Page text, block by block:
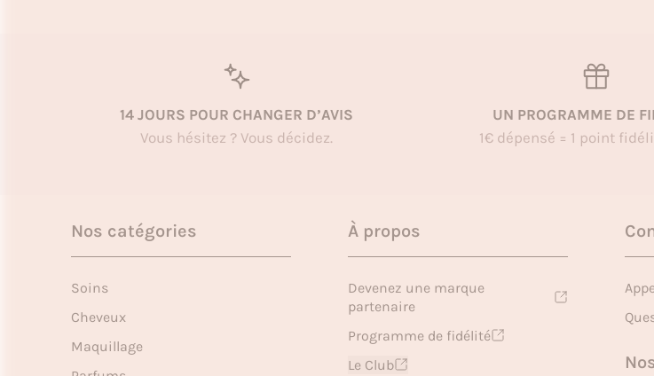
14 JOURS POUR CHANGER D’AVIS
Vous hésitez ? Vous décidez.
UN PROGRAMME DE
1€ dépensé = 1 point
Nos catégories
Soins
Cheveux
Maquillage
À propos
Devenez une marque
partenaire
Programme de fidélité
Le Club